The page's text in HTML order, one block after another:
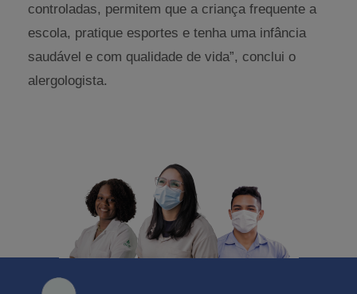
controladas, permitem que a criança frequente a
escola, pratique esportes e tenha uma infância
saudável e com qualidade de vida”, conclui o
alergologista.